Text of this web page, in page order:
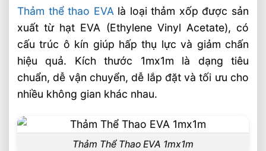
Thước 1mx1m
Tấm EVA Foam 1mm – 50mm Sản Xuất
Theo Tiêu Chuẩn Kỹ Thuật
Nhà Cung Cấp Tấm EVA Foam Uy Tín Cho
Ngành Cơ Khí
Thảm Thể Thao EVA 1mx1m Phân Phối
Toàn Quốc Giá Xưởng
Thảm thể thao EVA là loại thảm xốp được sản
xuất từ hạt EVA (Ethylene Vinyl Acetate), có
cấu trúc ô kín giúp hấp thụ lực và giảm chấn
hiệu quả. Kích thước 1mx1m là dạng tiêu
chuẩn, dễ vận chuyển, dễ lắp đặt và tối ưu cho
nhiều không gian khác nhau.
Thảm Thể Thao EVA 1mx1m